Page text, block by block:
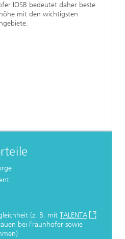
IOSB bedeutet daher beste
mit den wichtigsten
(z. B. mit TALENTA
bei Fraunhofer sowie